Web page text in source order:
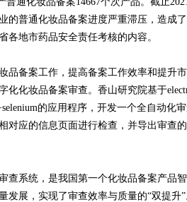
的普通化妆品备案进度严重滞压，造成
各地市药品安全责任考核的内容。
品备案工作，提高备案工作效率和提升
化化妆品备案审查。香山研究院基于
的应用程序，开发一个全自动化
对应的信息页面进行检查，并导出审查
查系统，是我国第一个化妆品备案产品
发展，实现了审查效率与质量的“双提升